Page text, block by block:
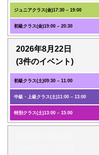
ジュニアクラス(金)17:30 – 19:00
初級クラス(金)19:00 – 20:30
2026年8月22日
(3件のイベント)
初級クラス(土)09:30 – 11:00
中級・上級クラス(土)11:00 – 13:00
特別クラス(土)13:00 – 15:00